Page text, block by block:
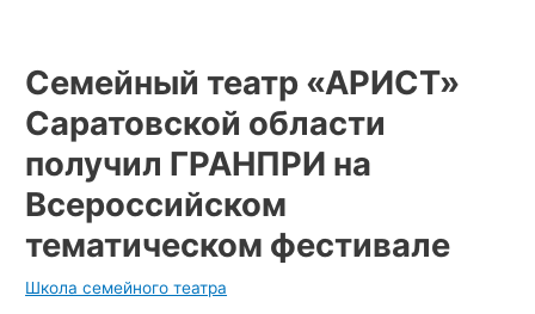
Семейный театр «АРИСТ»
Саратовской области
получил ГРАНПРИ на
Всероссийском
тематическом фестивале
Школа семейного театра